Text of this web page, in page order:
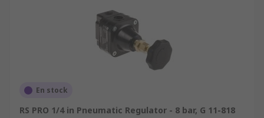
En stock
RS PRO 1/4 in Pneumatic Regulator - 8 bar, G 11-818